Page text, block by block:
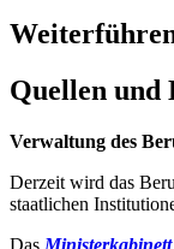
Quellen und
Verwaltung des
Derzeit wird das
staatlichen